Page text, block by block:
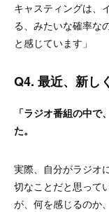
キャスティングは、
る、みたいな確率な
と感じています」
Q4. 最近、新し
「ラジオ番組の中
た。
実際、自分がラジオ
切なことだと思って
が、何を感じるのか